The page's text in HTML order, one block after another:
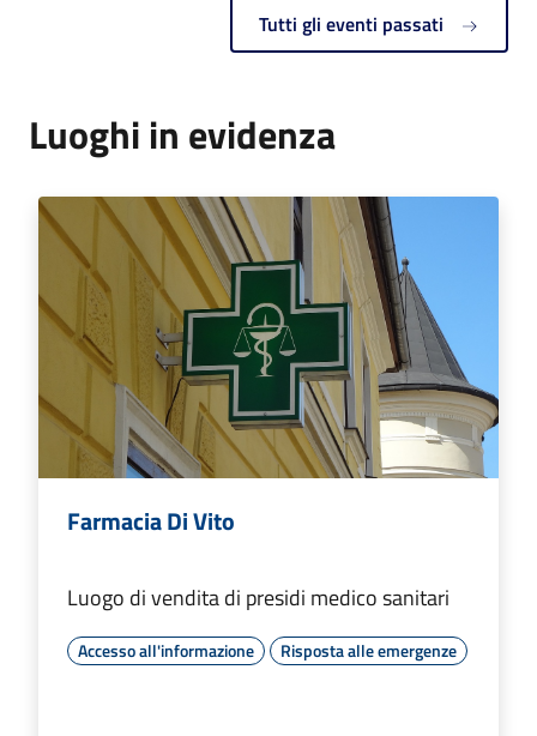
Tutti gli eventi passati
Luoghi in evidenza
Farmacia Di Vito
Luogo di vendita di presidi medico sanitari
Accesso all'informazione Risposta alle emergenze